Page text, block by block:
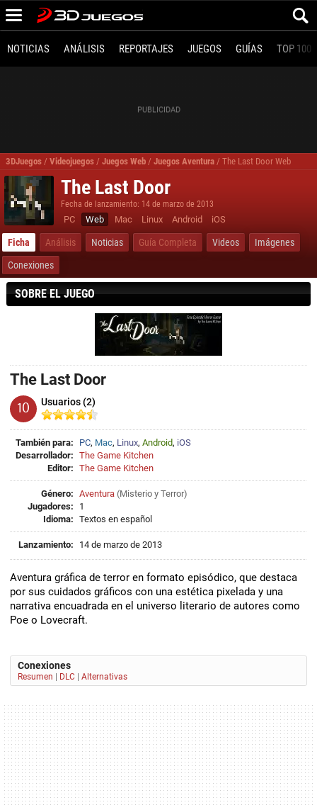
NOTICIAS ANÁLISIS REPORTAJES JUEGOS GUÍAS TOP 100
3DJuegos / Videojuegos / Juegos Web / Juegos Aventura / The Last Door Web
The Last Door
Fecha de lanzamiento: 14 de marzo de 2013
PC Web Mac Linux Android iOS
Ficha Análisis Noticias Guía Completa Videos
Imágenes
Conexiones
SOBRE EL JUEGO
The Last Door
10 Usuarios (2)
También para: PC, Mac, Linux, Android, iOS
Desarrollador: The Game Kitchen
Editor: The Game Kitchen
Género: Aventura (Misterio y Terror)
Jugadores:
1
Idioma: Textos en español
Lanzamiento: 14 de marzo de 2013
Aventura gráfica de terror en formato episódico, que destaca
por sus cuidados gráficos con una estética pixelada y una
narrativa encuadrada en el universo literario de autores como
Poe o Lovecraft.
Conexiones
Resumen DLC Alternativas